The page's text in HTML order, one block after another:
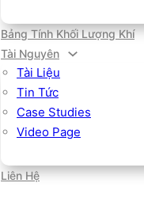
Bảng Tính Khối Lượng Khí
Tài Nguyên
Tài Liệu
Tin Tức
Case Studies
Video Page
Liên Hệ